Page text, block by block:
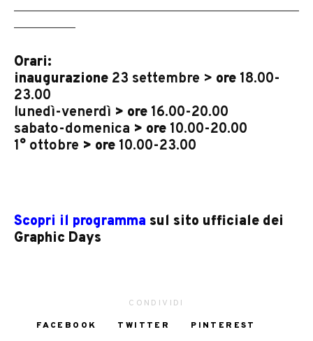
___________________________________________________
___________
Orari:
inaugurazione 23 settembre > ore 18.00-
23.00
lunedì-venerdì > ore 16.00-20.00
sabato-domenica > ore 10.00-20.00
1° ottobre > ore 10.00-23.00
Scopri il programma sul sito ufficiale dei
Graphic Days
CONDIVIDI
FACEBOOK
TWITTER PINTEREST